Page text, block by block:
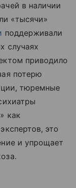
в наличии
«тысячи»
поддерживали
случаях
приводило
потерю
тюремные
как
это
и упрощает